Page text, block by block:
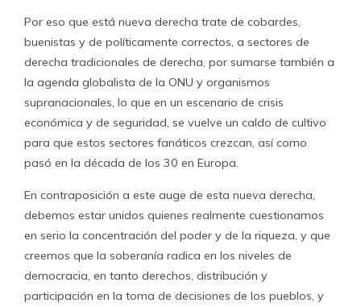
Por eso que está nueva derecha trate de cobardes,
buenistas y de políticamente correctos, a sectores de
derecha tradicionales de derecha, por sumarse también a
la agenda globalista de la ONU y organismos
supranacionales, lo que en un escenario de crisis
económica y de seguridad, se vuelve un caldo de cultivo
para que estos sectores fanáticos crezcan, así como
pasó en la década de los 30 en Europa.
En contraposición a este auge de esta nueva derecha,
debemos estar unidos quienes realmente cuestionamos
en serio la concentración del poder y de la riqueza, y que
creemos que la soberanía radica en los niveles de
democracia, en tanto derechos, distribución y
participación en la toma de decisiones de los pueblos, y